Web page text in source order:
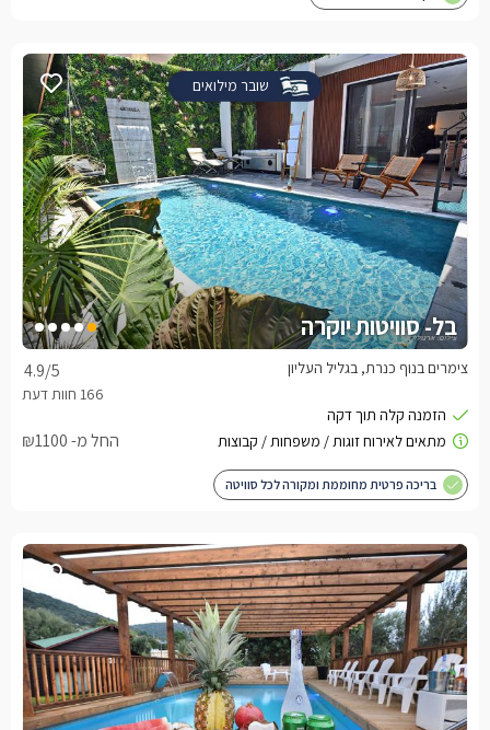
שובר מילואים
בל- סוויטות יוקרה
4.9/5 צימרים בנוף כנרת, בגליל העליון
החל מ- ₪1100
בריכה פרטית מחוממת ומקורה לכל סוויטה